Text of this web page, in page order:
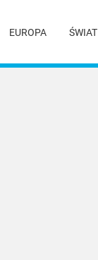
EUROPA ŚWIAT